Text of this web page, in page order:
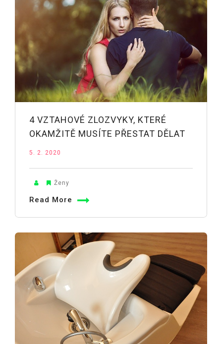
4 VZTAHOVÉ ZLOZVYKY, KTERÉ
OKAMŽITĚ MUSÍTE PŘESTAT DĚLAT
5. 2. 2020
Ženy
Read More